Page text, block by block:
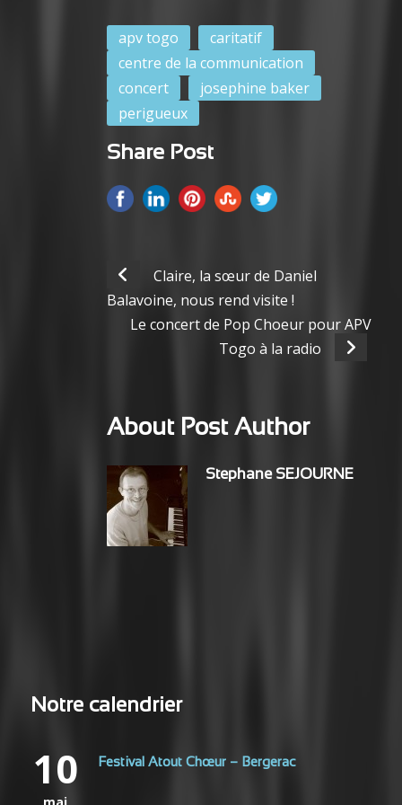
apv togo
caritatif
centre de la communication
concert
josephine baker
perigueux
Share Post
Claire, la sœur de Daniel
Balavoine, nous rend visite !
Le concert de Pop Choeur pour APV
Togo à la radio
About Post Author
Stephane SEJOURNE
Notre calendrier
10
mai
Festival Atout Chœur – Bergerac